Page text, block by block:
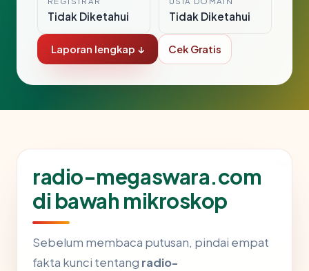
Tidak Diketahui Tidak Diketahui
Laporan lengkap ↓ Cek Gratis
radio-megaswara.com
di bawah mikroskop
Sebelum membaca putusan, pindai empat
fakta kunci tentang radio-